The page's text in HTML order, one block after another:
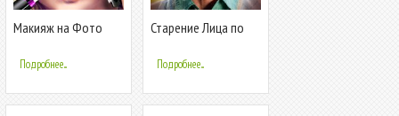
Макияж на Фото
Подробнее...
Старение Лица по
Подробнее...